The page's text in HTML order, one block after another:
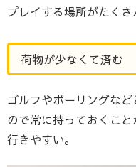
プレイする場所がたくさ
荷物が少なくて済む
ゴルフやボーリングな
ので常に持っておくこ
行きやすい。